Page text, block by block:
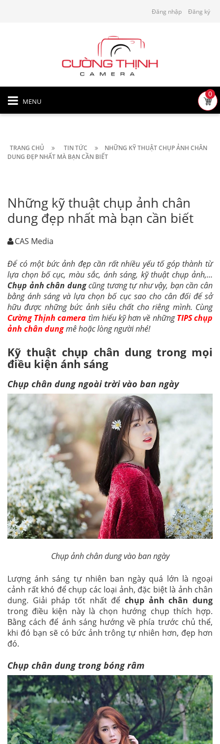
Đăng nhập Đăng ký
MENU
0
TRANG CHỦ TIN TỨC
NHỮNG KỸ THUẬT CHỤP ẢNH CHÂN
DUNG ĐẸP NHẤT MÀ BẠN CẦN BIẾT
Những kỹ thuật chụp ảnh chân
dung đẹp nhất mà bạn cần biết
CAS Media
Để có một bức ảnh đẹp cần rất nhiều yếu tố góp thành từ
lựa chọn bố cục, màu sắc, ánh sáng, kỹ thuật chụp ảnh,…
Chụp ảnh chân dungcũng tương tự như vậy, bạn cần cân
bằng ánh sáng và lựa chọn bố cục sao cho cân đối để sở
hữu được những bức ảnh siêu chất cho riêng mình. Cùng
Cường Thịnh camera tìm hiểu kỹ hơn về nhữngTIPS chụp
ảnh chân dungmê hoặc lòng người nhé!
Kỹ thuật chụp chân dung trong mọi
điều kiện ánh sáng
Chụp chân dung ngoài trời vào ban ngày
Chụp ảnh chân dung vào ban ngày
Lượng ánh sáng tự nhiên ban ngày quá lớn là ngoại
cảnh rất khó để chụp các loại ảnh, đặc biệt là ảnh chân
dung. Giải pháp tốt nhất để chụp ảnh chân dung
trong điều kiện này là chọn hướng chụp thích hợp.
Bằng cách để ánh sáng hướng về phía trước chủ thể,
khi đó bạn sẽ có bức ảnh trông tự nhiên hơn, đẹp hơn
đó.
Chụp chân dung trong bóng râm